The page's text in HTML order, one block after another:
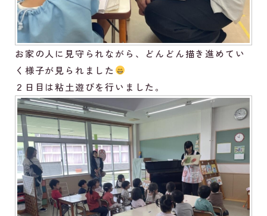
お家の人に見守られながら、どんどん描き進めてい
く様子が見られました
２日目は粘土遊びを行いました。